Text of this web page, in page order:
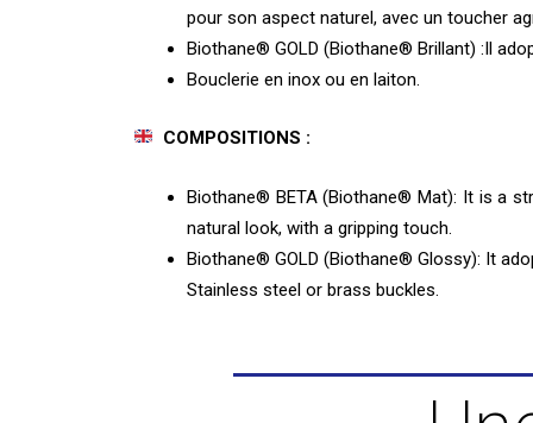
pour son aspect naturel, avec un toucher
Biothane® GOLD (Biothane® Brillant) :Il
Bouclerie en inox ou en laiton.
COMPOSITIONS :
Biothane® BETA (Biothane® Mat): It is a
natural look, with a gripping touch.
Biothane® GOLD (Biothane® Glossy): It
Stainless steel or brass buckles.